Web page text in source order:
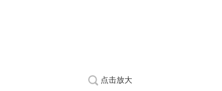
点击放大